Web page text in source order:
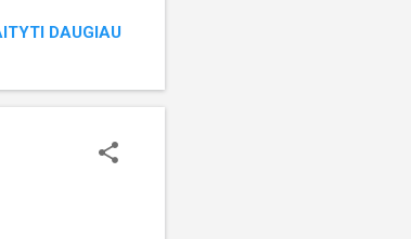
rezultatų...
DAUGIAU